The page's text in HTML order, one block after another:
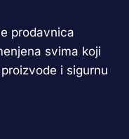
prodavnica
svima koji
i sigurnu